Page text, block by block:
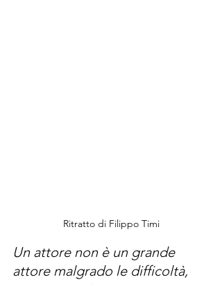
Ritratto di Filippo Timi
Un attore non è un grande
attore malgrado le difficoltà,